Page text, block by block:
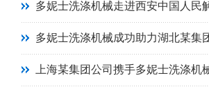
多妮士洗涤机械走进西安中国人民
多妮士洗涤机械成功助力湖北某集
上海某集团公司携手多妮士洗涤机